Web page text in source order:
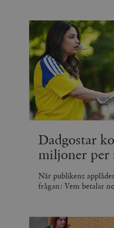
Dadgostar
miljoner per
När publikens
frågan: Vem betalar